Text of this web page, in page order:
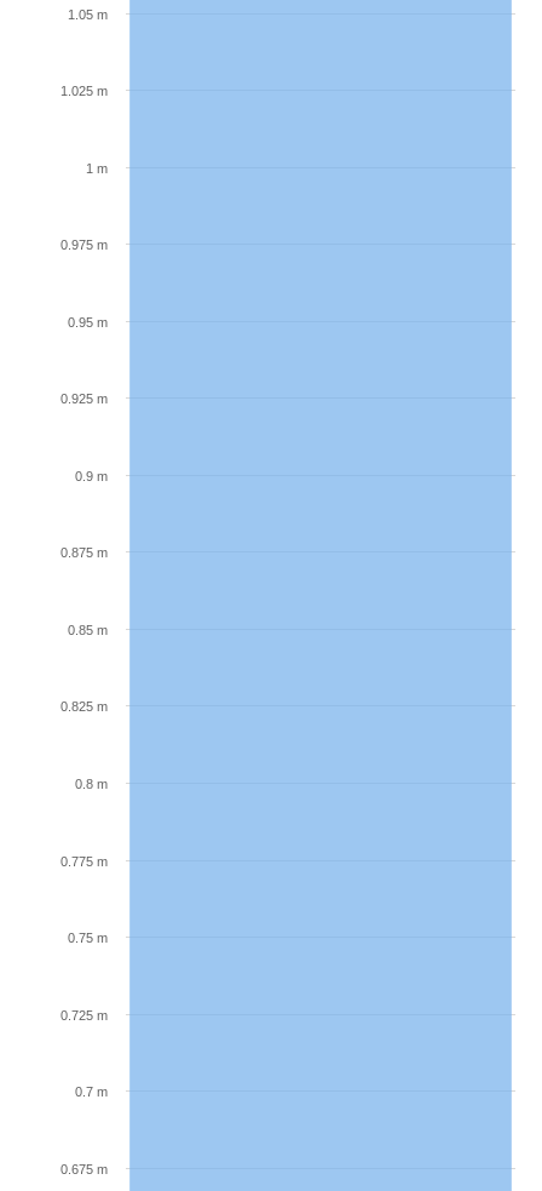
1 m
0.675 m
0.7 m
0.725 m
0.75 m
0.775 m
0.8 m
0.825 m
0.85 m
0.875 m
0.9 m
0.925 m
0.95 m
0.975 m
1.025 m
1.05 m